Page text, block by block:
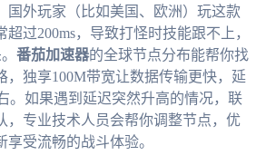
国外玩家（比如美国、欧洲）玩这款
过200ms，导致打怪时技能跟不上，
番茄加速器的全球节点分布能帮你找
，独享100M带宽让数据传输更快，延
。如果遇到延迟突然升高的情况，联
，专业技术人员会帮你调整节点，优
享受流畅的战斗体验。